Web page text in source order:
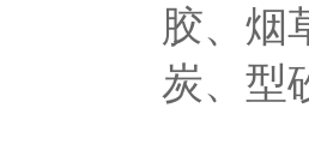
胶、烟
炭、型